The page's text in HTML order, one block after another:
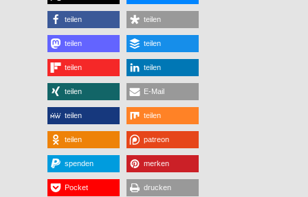
teilen teilen
teilen teilen
teilen teilen
teilen E-Mail
teilen teilen
teilen patreon
spenden merken
Pocket drucken